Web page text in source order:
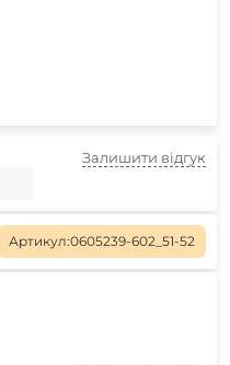
Залишити відгук
Артикул:0605239-602_51-52